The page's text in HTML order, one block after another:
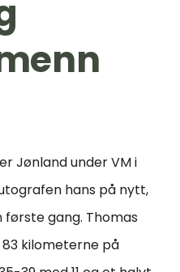
Jønland under VM i
hans på nytt,
gang. Thomas
kilometerne på